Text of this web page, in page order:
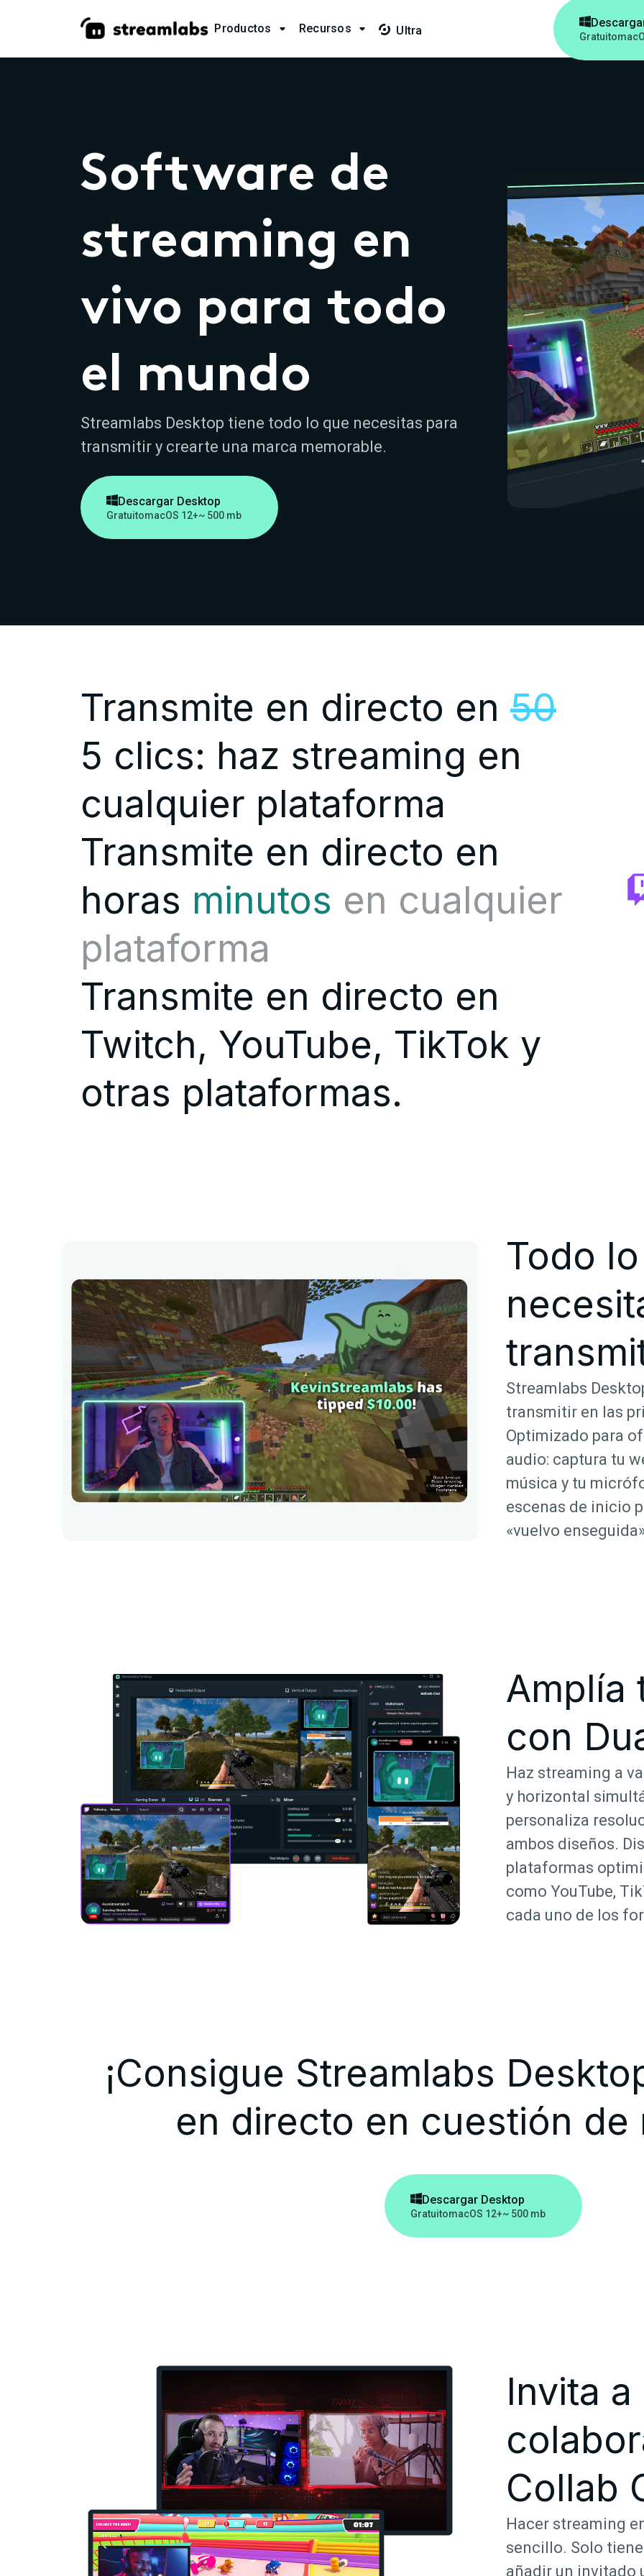
Productos  Recursos   Ultra

Gratuito
Software de
streaming en
vivo para todo
el mundo
Streamlabs Desktop tiene todo lo que necesitas para
transmitir y crearte una marca memorable.
Descargar Desktop
GratuitomacOS 12+~ 500 mb
Transmite en directo en 50
5 clics: haz streaming en
cualquier plataforma
Transmite en directo en
horas minutos en cualquier
plataforma
Transmite en directo en
Twitch, YouTube, TikTok y
otras plataformas.
Todo
Streamlabs
transmitir en las
Optimizado para
audio: captura tu
música y tu
escenas de inicio
«vuelvo
Amplía
con
Haz streaming a
y horizontal
personaliza
ambos diseños.
plataformas
como YouTube,
cada uno de los
¡Consigue Streamlabs
en directo en cuestión de
Descargar Desktop
GratuitomacOS 12+~ 500 mb
Invita a
Collab
Hacer streaming
sencillo. Solo
añadir un invitado